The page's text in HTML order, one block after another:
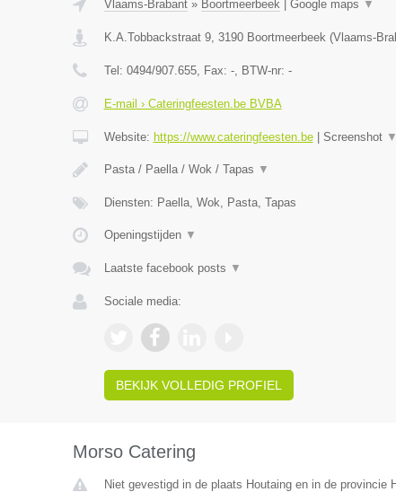
Vlaams-Brabant» Boortmeerbeek| Google maps ▼
K.A.Tobbackstraat 9, 3190 Boortmeerbeek(Vlaams-
Tel: 0494/907.655, Fax: -, BTW-nr: -
E-mail › Cateringfeesten.be BVBA
Website: https://www.cateringfeesten.be| Screenshot ▼
Pasta / Paella / Wok / Tapas ▼
Diensten: Paella, Wok, Pasta, Tapas
Openingstijden ▼
Laatste facebook posts ▼
Sociale media:
BEKIJK VOLLEDIG PROFIEL
Morso Catering
Niet gevestigd in de plaats Houtaing en in de provincie